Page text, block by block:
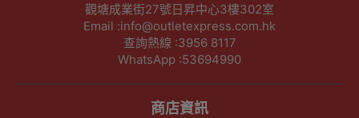
觀塘成業街27號日昇中心3樓302室
Email :info@outletexpress.com.hk
查詢熱線 :3956 8117
WhatsApp :53694990
商店資訊